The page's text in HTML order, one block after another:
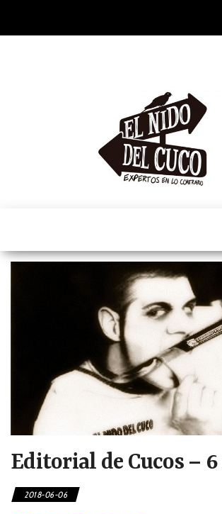
Nido
Del
Cuco
Editorial de Cucos – 6
2018-06-06